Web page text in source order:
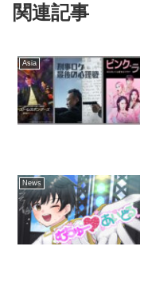
関連記事
Asia
News